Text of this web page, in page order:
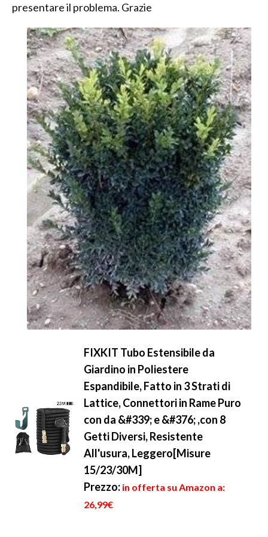
presentare il problema. Grazie
FIXKIT Tubo Estensibile da
Giardino in Poliestere
Espandibile, Fatto in 3 Strati di
Lattice, Connettori in Rame Puro
con da &#339; e &#376; ,con 8
Getti Diversi, Resistente
All'usura, Leggero[Misure
15/23/30M]
Prezzo: in offerta su Amazon a:
26,99€